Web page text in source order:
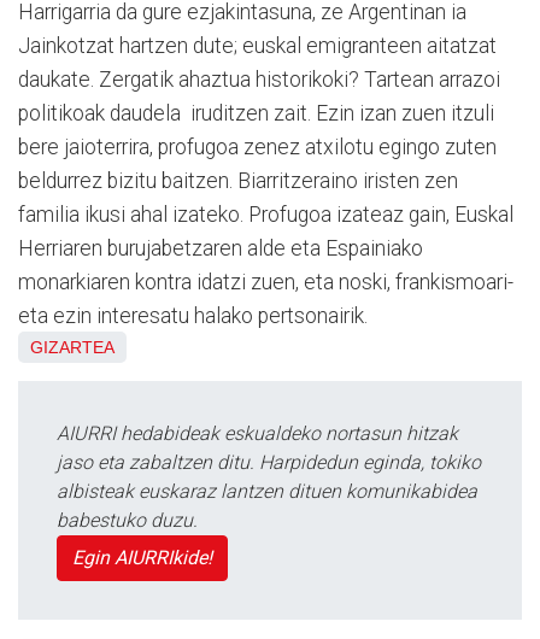
Harrigarria da gure ezjakintasuna, ze Argentinan ia
Jainkotzat hartzen dute; euskal emigranteen aitatzat
daukate. Zergatik ahaztua historikoki? Tartean arrazoi
politikoak daudela iruditzen zait. Ezin izan zuen itzuli
bere jaioterrira, profugoa zenez atxilotu egingo zuten
beldurrez bizitu baitzen. Biarritzeraino iristen zen
familia ikusi ahal izateko. Profugoa izateaz gain, Euskal
Herriaren burujabetzaren alde eta Espainiako
monarkiaren kontra idatzi zuen, eta noski, frankismoari-
eta ezin interesatu halako pertsonairik.
GIZARTEA
AIURRI hedabideak eskualdeko nortasun hitzak
jaso eta zabaltzen ditu. Harpidedun eginda, tokiko
albisteak euskaraz lantzen dituen komunikabidea
babestuko duzu.
Egin AIURRIkide!